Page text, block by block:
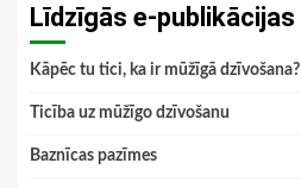
Līdzīgās e-publikācijas
Kāpēc tu tici, ka ir mūžīgā dzīvošana?
Ticība uz mūžīgo dzīvošanu
Baznīcas pazīmes